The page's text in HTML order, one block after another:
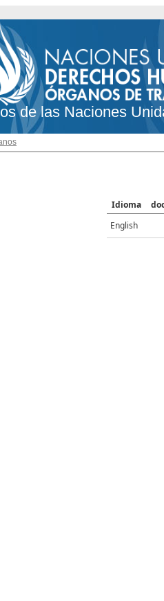
de las Naciones
Idioma
English